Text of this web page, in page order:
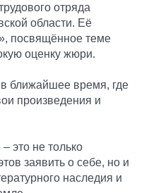
отряда
области. Её
посвящённое теме
оценку жюри.
ближайшее время, где
произведения и
это не только
заявить о себе, но и
наследия и